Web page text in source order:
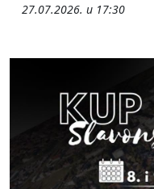
27.07.2026. u 17:30